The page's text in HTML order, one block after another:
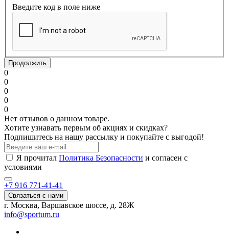
Введите код в поле ниже
Продолжить
0
0
0
0
0
Нет отзывов о данном товаре.
Хотите узнавать первым об акциях и скидках?
Подпишитесь на нашу рассылку и покупайте с выгодой!
Я прочитал Политика Безопасности и согласен с
условиями
+7 916 771-41-41
Связаться с нами
г. Москва, Варшавское шоссе, д. 28Ж
info@sportum.ru